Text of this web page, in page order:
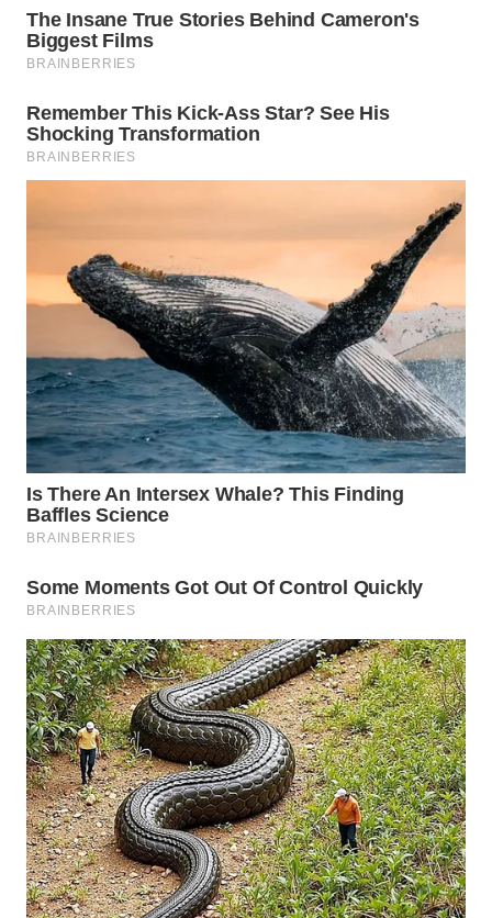
MALUKU
WN
WN
DANAU
TOBA
NIAS
WN
LANGKAT
WN
TAPANULI
SELATAN
WN
LESUNG
WN
KARO
WN
SIMALUNGUN
WN
LABUHANBATU